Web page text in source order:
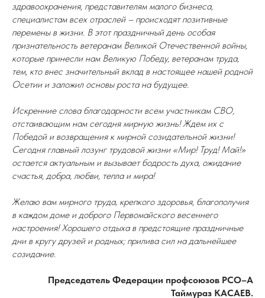
здравоохранения, представителям малого бизнеса,
специалистам всех отраслей – происходят позитивные
перемены в жизни. В этот праздничный день особая
признательность ветеранам Великой Отечественной войны,
которые принесли нам Великую Победу, ветеранам труда,
тем, кто внес значительный вклад в настоящее нашей родной
Осетии и заложил основы роста на будущее.
Искренние слова благодарности всем участникам СВО,
отстаивающим нам сегодня мирную жизнь! Ждем их с
Победой и возвращения к мирной созидательной жизни!
Сегодня главный лозунг трудовой жизни «Мир! Труд! Май!»
остается актуальным и вызывает бодрость духа, ожидание
счастья, добра, любви, тепла и мира!
Желаю вам мирного труда, крепкого здоровья, благополучия
в каждом доме и доброго Первомайского весеннего
настроения! Хорошего отдыха в предстоящие праздничные
дни в кругу друзей и родных; прилива сил на дальнейшее
созидание.
Председатель Федерации профсоюзов РСО–А
Таймураз КАСАЕВ.